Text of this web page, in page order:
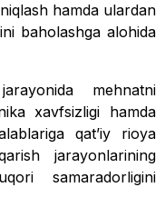
hamda ulardan
baholashga alohida
mehnatni
xavfsizligi hamda
qat’iy rioya
jarayonlarining
samaradorligini